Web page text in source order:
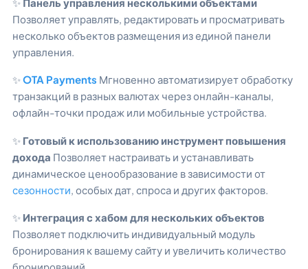
Позволяет управлять, редактировать и просматривать
несколько объектов размещения из единой панели
управления.
✨OTA Payments Мгновенно автоматизирует обработку
транзакций в разных валютах через онлайн-каналы,
офлайн-точки продаж или мобильные устройства.
✨ Готовый к использованию инструмент повышения
дохода Позволяет настраивать и устанавливать
динамическое ценообразование в зависимости от
сезонности , особых дат, спроса и других факторов.
✨ Интеграция с хабом для нескольких объектов
Позволяет подключить индивидуальный модуль
бронирования к вашему сайту и увеличить количество